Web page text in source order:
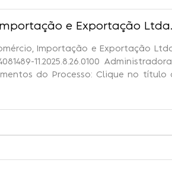
e Exportação Ltda.
Importação e Exportação
11.2025.8.26.0100
do Processo: Clique no